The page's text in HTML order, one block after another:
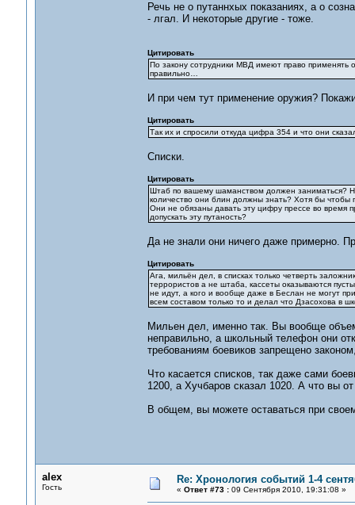
Речь не о путаннхых показаниях, а о
- лгал. И некоторые другие - тоже.
Цитировать
По закону сотрудники МВД имеют право применять
правильно…
И при чем тут применение оружия?
Цитировать
Так их и спросили откуда цифра 354 и что они
Списки.
Цитировать
Штаб по вашему шаманством должен заниматься?
количество они блин должны знать? Хотя бы чтобы
Они не обязаны давать эту цифру прессе во время
допускать эту путаность?
Да не знали они ничего даже примерно.
Цитировать
Ага, мильён дел, в списках только четверть
террористов а не штаба, кассеты оказываются
не идут, а кого и вообще даже в Беслан не могут
всем составом только то и делал что Дзасохова в
Мильен дел, именно так. Вы вообще
неправильно, а школьный телефон они
требованиям боевиков запрещено
Что касается списков, так даже сами
1200, а Хучбаров сказал 1020. А что вы
В общем, вы можете оставаться при
alex
Гость
Re: Хронология событий 1-4
« Ответ #73 :09 Сентября 2010, 19:31:08 »